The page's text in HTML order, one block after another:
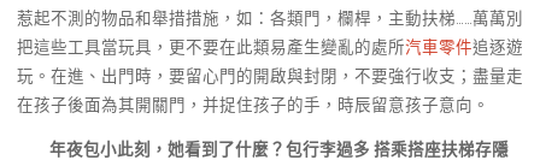
惹起不測的物品和舉措措施，如：各類門，欄桿，主動扶梯……萬萬別
把這些工具當玩具，更不要在此類易產生變亂的處所汽車零件追逐遊
玩。在進、出門時，要留心門的開啟與封閉，不要強行收支；盡量走
在孩子後面為其開關門，并捉住孩子的手，時辰留意孩子意向。
年夜包小此刻，她看到了什麼？包行李過多 搭乘搭座扶梯存隱